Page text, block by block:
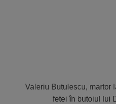
Valeriu Butulescu, martor
fetei în butoiul lui